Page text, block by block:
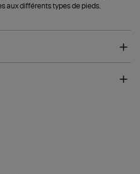
aux différents types de pieds.